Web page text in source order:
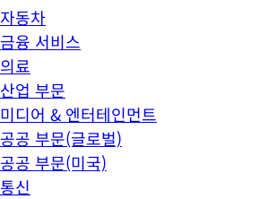
자동차
금융 서비스
의료
산업 부문
미디어 & 엔터테인먼트
공공 부문(글로벌)
공공 부문(미국)
통신